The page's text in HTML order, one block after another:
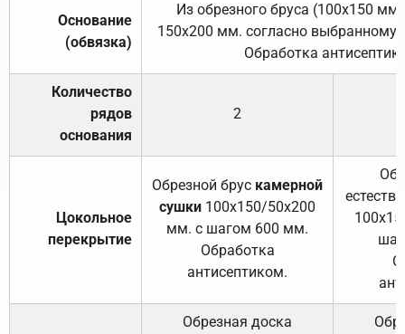
Основание
(обвязка)
Из обрезного бруса (100х150
150х200 мм. согласно выбранному
Обработка
Количество
рядов
основания
2
Цокольное
перекрытие
Обрезной брус камерной
сушки 100х150/50х200
мм. с шагом 600 мм.
Обработка
антисептиком.
Обрезная доска